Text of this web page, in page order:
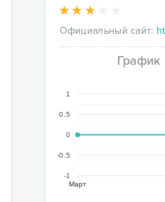
Официальный сайт:
График
Март
-1
-0.5
0
0.5
1